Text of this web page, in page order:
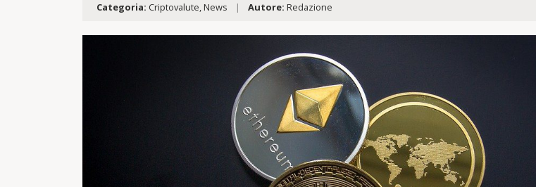
Categoria: Criptovalute,News | Autore: Redazione